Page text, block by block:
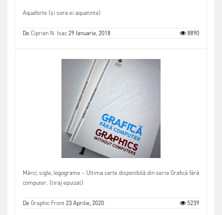
Aquaforte (și sora ei aquatinta)
DeCiprian N. Isac29 Ianuarie, 2018 8890
Mărci, sigle, logograme – Ultima carte disponibilă din seria Grafică fără
computer. (tiraj epuizat)
DeGraphic Front23 Aprilie, 2020 5239